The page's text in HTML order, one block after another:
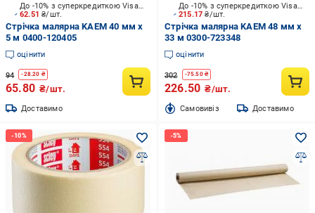
62.51₴/шт.
До -10% з суперкредиткою Visa Вигода
Стрічка малярна KAEM 40 мм x
5 м 0400-120405
оцінити
94 -28.20 ₴
65.80 ₴/шт.
Доставимо
215.17₴/шт.
До -10% з суперкредиткою Visa Вигода
Стрічка малярна KAEM 48 мм x
33 м 0300-723348
оцінити
302 -75.50₴
226.50 ₴/шт.
Cамовивіз Доставимо